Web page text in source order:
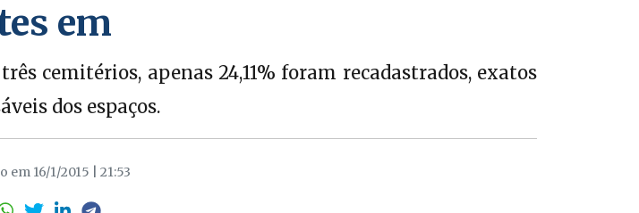
em
cemitérios, apenas 24,11% foram recadastrados, exatos
dos espaços.
em 16/1/2015 | 21:53